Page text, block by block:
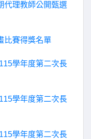
代理教師公開甄選
比賽得獎名單
學年度第二次長
學年度第二次長
學年度第二次長